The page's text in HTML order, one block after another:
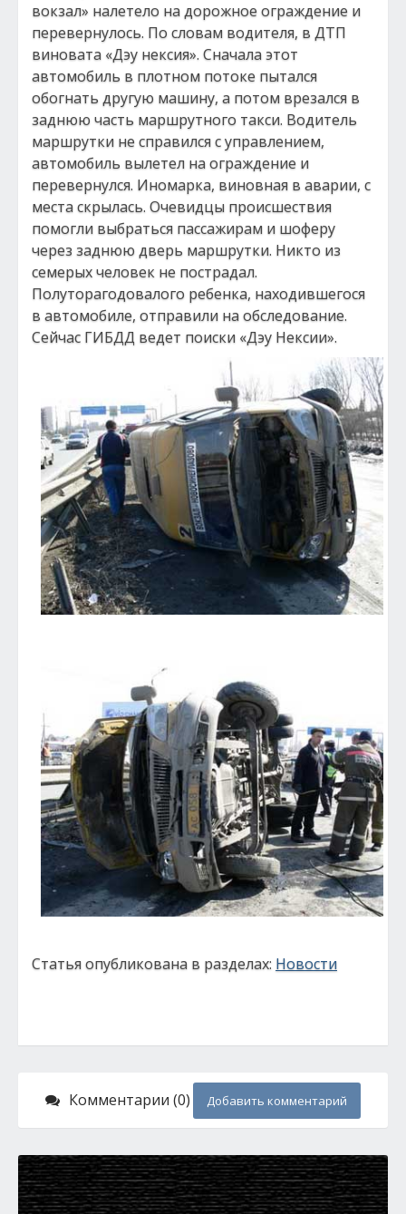
вокзал» налетело на дорожное ограждение и
перевернулось. По словам водителя, в ДТП
виновата «Дэу нексия». Сначала этот
автомобиль в плотном потоке пытался
обогнать другую машину, а потом врезался в
заднюю часть маршрутного такси. Водитель
маршрутки не справился с управлением,
автомобиль вылетел на ограждение и
перевернулся. Иномарка, виновная в аварии, с
места скрылась. Очевидцы происшествия
помогли выбраться пассажирам и шоферу
через заднюю дверь маршрутки. Никто из
семерых человек не пострадал.
Полуторагодовалого ребенка, находившегося
в автомобиле, отправили на обследование.
Сейчас ГИБДД ведет поиски «Дэу Нексии».
Статья опубликована в разделах: Новости
Комментарии (0) Добавить комментарий